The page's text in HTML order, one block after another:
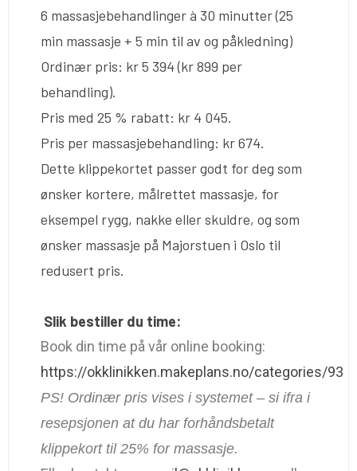
6 massasjebehandlinger à 30 minutter (25
min massasje + 5 min til av og påkledning)
Ordinær pris: kr 5 394 (kr 899 per
behandling).
Pris med 25 % rabatt: kr 4 045.
Pris per massasjebehandling: kr 674.
Dette klippekortet passer godt for deg som
ønsker kortere, målrettet massasje, for
eksempel rygg, nakke eller skuldre, og som
ønsker massasje på Majorstuen i Oslo til
redusert pris.
Slik bestiller du time:
Book din time på vår online booking:
https://okklinikken.makeplans.no/categories/93
PS! Ordinær pris vises i systemet – si ifra i
resepsjonen at du har forhåndsbetalt
klippekort til 25% for massasje.